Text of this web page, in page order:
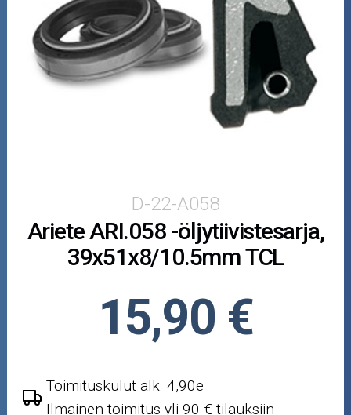
Mönkijän osat
Puutarha ja metsä
Öljyt ja kemikaalit
Työkalut
Outlet-tuotteet
D-22-A058
Ariete ARI.058 -öljytiivistesarja,
39x51x8/10.5mm TCL
15,90 €
Toimituskulut alk. 4,90e
Ilmainen toimitus yli 90 € tilauksiin